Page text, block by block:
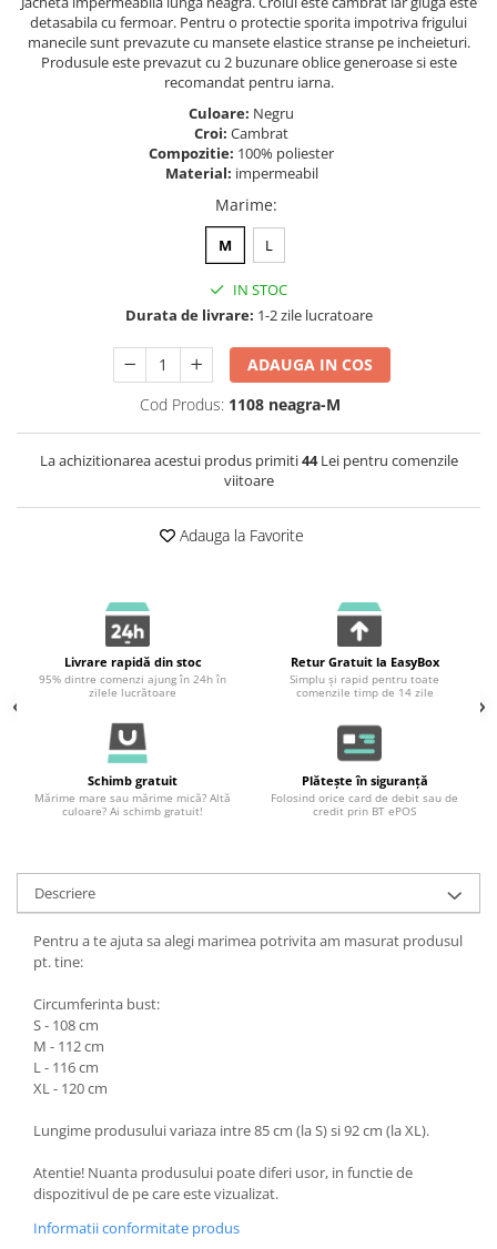
detasabila cu fermoar. Pentru o protectie sporita impotriva frigului
manecile sunt prevazute cu mansete elastice stranse pe incheieturi.
Produsule este prevazut cu 2 buzunare oblice generoase si este
recomandat pentru iarna.
Culoare: Negru
Croi: Cambrat
Compozitie: 100% poliester
Material: impermeabil
Marime:
M L
IN STOC
Durata de livrare: 1-2 zile lucratoare
ADAUGA IN COS
Cod Produs: 1108 neagra-M
La achizitionarea acestui produs primiti44Lei pentru comenzile
viitoare
Adauga la Favorite
Livrare rapidă din stoc
95% dintre comenzi ajung în 24h în
zilele lucrătoare
Retur Gratuit la EasyBox
Simplu și rapid pentru toate
comenzile timp de 14 zile
Schimb gratuit
Mărime mare sau mărime mică? Altă
culoare? Ai schimb gratuit!
Plătește în siguranță
Folosind orice card de debit sau de
credit prin BT ePOS
Descriere
Pentru a te ajuta sa alegi marimea potrivita am masurat produsul
pt. tine:
Circumferinta bust:
S - 108 cm
M - 112 cm
L - 116 cm
XL - 120 cm
Lungime produsului variaza intre 85 cm (la S) si 92 cm (la XL).
Atentie! Nuanta produsului poate diferi usor, in functie de
dispozitivul de pe care este vizualizat.
Informatii conformitate produs